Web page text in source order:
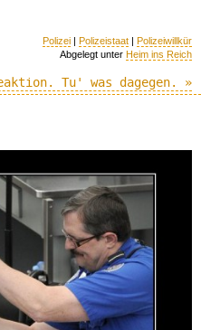
Polizei | Polizeistaat | Polizeiwillkür
Abgelegt unter Heim ins Reich
Tu' was dagegen. »